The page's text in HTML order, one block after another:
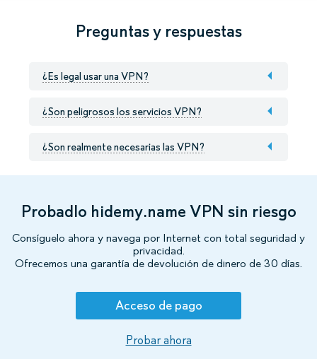
Preguntas y respuestas
¿Es legal usar una VPN?
¿Son peligrosos los servicios VPN?
¿Son realmente necesarias las VPN?
Probadlo hidemy.name VPN sin riesgo
Consíguelo ahora y navega por Internet con total seguridad y
privacidad.
Ofrecemos una garantía de devolución de dinero de 30 días.
Acceso de pago
Probar ahora